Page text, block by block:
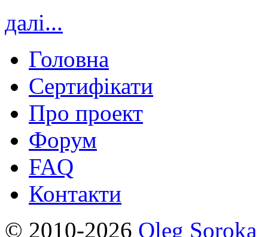
далі...
Головна
Сертифікати
Про проект
Форум
FAQ
Контакти
© 2010-2026 Oleg Soroka